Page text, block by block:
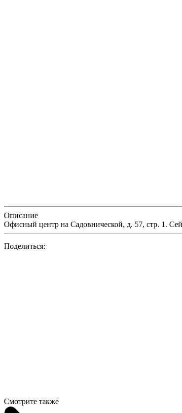
Описание
Офисный центр на Садовнической, д. 57, стр. 1.
Поделиться:
Смотрите также